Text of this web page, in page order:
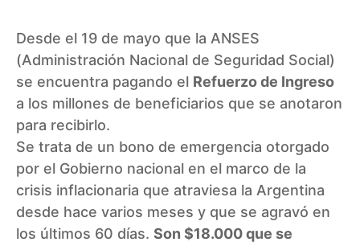
Desde el 19 de mayo que la ANSES
(Administración Nacional de Seguridad Social)
se encuentra pagando el Refuerzo de Ingreso
a los millones de beneficiarios que se anotaron
para recibirlo.
Se trata de un bono de emergencia otorgado
por el Gobierno nacional en el marco de la
crisis inflacionaria que atraviesa la Argentina
desde hace varios meses y que se agravó en
los últimos 60 días. Son $18.000 que se